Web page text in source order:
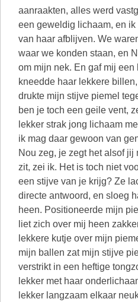
aanraakten, alles werd
een geweldig lichaam, en
van haar afblijven. We
waar we konden staan, en
om mijn nek. En gaf mij
kneedde haar lekkere
drukte mijn stijve piemel
ben je toch een geile vent,
lekker strak jong lichaam
ik mag daar gewoon van
Nou zeg, je zegt het alsof jij
zit, zei ik. Het is toch niet
een stijve van je krijg? Ze
directe antwoord, en sloeg
heen. Positioneerde mijn
liet zich over mij heen
lekkere kutje over mijn
mijn ballen zat mijn stijve
verstrikt in een heftige
lekker met haar
lekker langzaam elkaar